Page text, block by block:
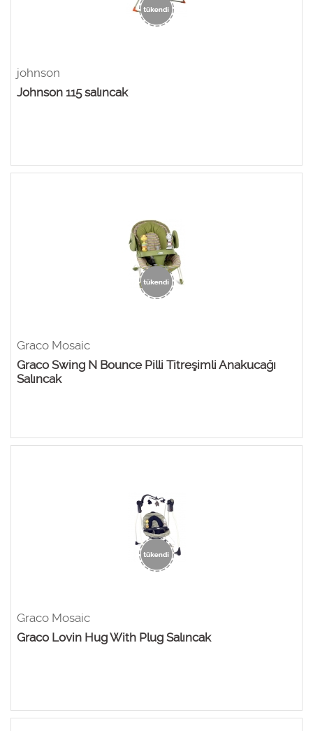
johnson
Johnson 115 salıncak
Graco Mosaic
Graco Swing N Bounce Pilli Titreşimli Anakucağı
Salıncak
Graco Mosaic
Graco Lovin Hug With Plug Salıncak